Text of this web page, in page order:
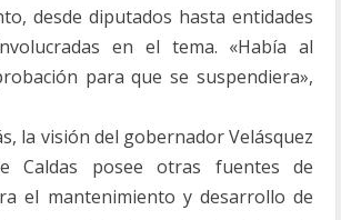
desde diputados hasta entidades
en el tema. «Había al
para que se suspendiera»,
la visión del gobernador Velásquez
Caldas posee otras fuentes de
el mantenimiento y desarrollo de